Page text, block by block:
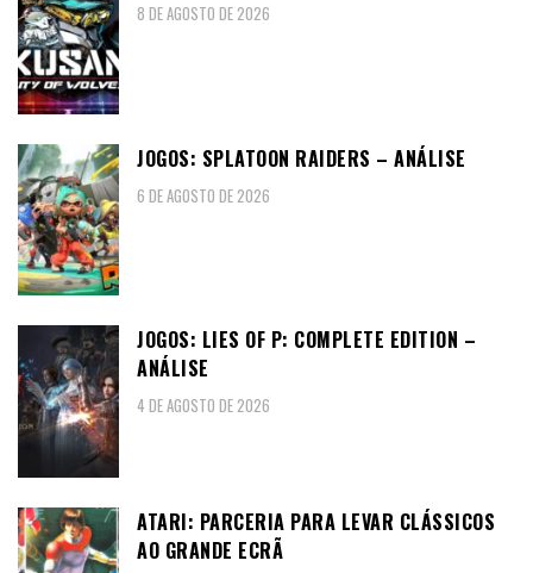
8 DE AGOSTO DE 2026
JOGOS: SPLATOON RAIDERS – ANÁLISE
6 DE AGOSTO DE 2026
JOGOS: LIES OF P: COMPLETE EDITION –
ANÁLISE
4 DE AGOSTO DE 2026
ATARI: PARCERIA PARA LEVAR CLÁSSICOS
AO GRANDE ECRÃ